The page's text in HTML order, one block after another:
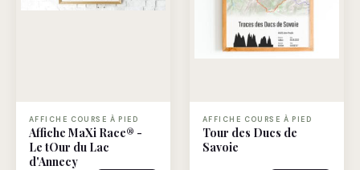
AFFICHE COURSE À PIED
Affiche MaXi Race® -
Le tOur du Lac
d'Annecy
AFFICHE COURSE À PIED
Tour des Ducs de
Savoie